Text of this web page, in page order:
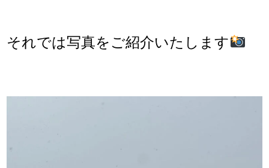
それでは写真をご紹介いたします